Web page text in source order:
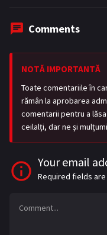
Comments
NOTĂ IMPORTANTĂ
Toate comentariile în
rămân la aprobarea
comentarii pentru a lăsa
ceilalți, dar ne și
Your email
Required fields